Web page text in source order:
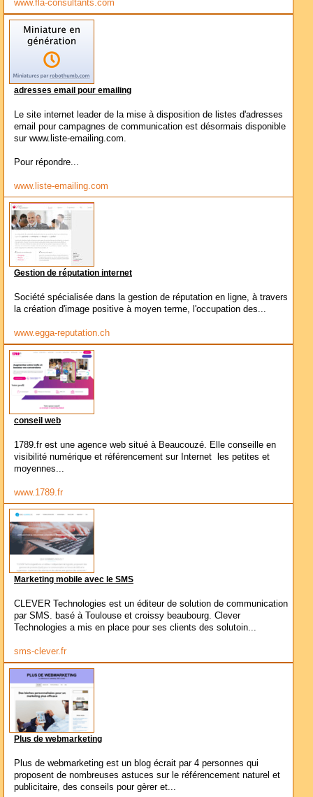
www.fla-consultants.com
adresses email pour emailing
Le site internet leader de la mise à disposition de listes d'adresses
email pour campagnes de communication est désormais disponible
sur www.liste-emailing.com.
Pour répondre...
www.liste-emailing.com
Gestion de réputation internet
Société spécialisée dans la gestion de réputation en ligne, à travers
la création d'image positive à moyen terme, l'occupation des...
www.egga-reputation.ch
conseil web
1789.fr est une agence web situé à Beaucouzé. Elle conseille en
visibilité numérique et référencement sur Internet les petites et
moyennes...
www.1789.fr
Marketing mobile avec le SMS
CLEVER Technologies est un éditeur de solution de communication
par SMS. basé à Toulouse et croissy beaubourg. Clever
Technologies a mis en place pour ses clients des solutoin...
sms-clever.fr
Plus de webmarketing
Plus de webmarketing est un blog écrait par 4 personnes qui
proposent de nombreuses astuces sur le référencement naturel et
publicitaire, des conseils pour gèrer et...